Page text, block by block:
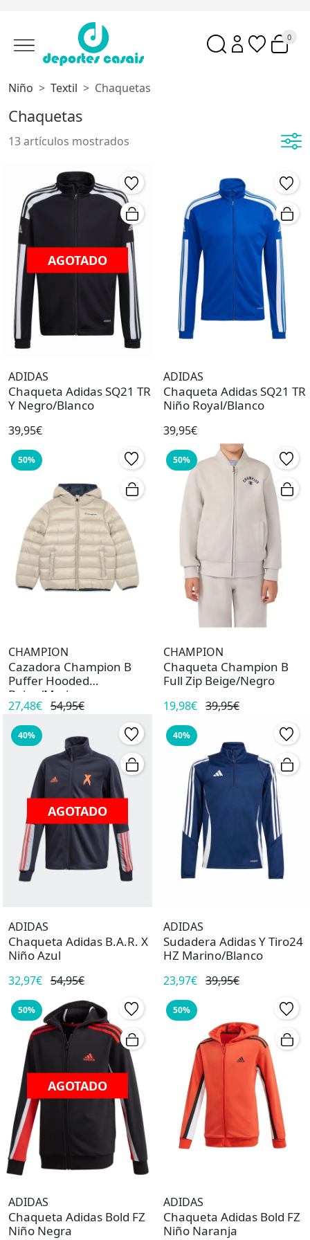
0
Niño Textil Chaquetas
Chaquetas
13 artículos mostrados
AGOTADO
ADIDAS
Chaqueta Adidas SQ21 TR
Y Negro/Blanco
39,95€
ADIDAS
Chaqueta Adidas SQ21 TR
Niño Royal/Blanco
39,95€
50%
CHAMPION
Cazadora Champion B
Puffer Hooded
Beige/Marino
27,48€ 54,95€
50%
CHAMPION
Chaqueta Champion B
Full Zip Beige/Negro
19,98€ 39,95€
40%
AGOTADO
ADIDAS
Chaqueta Adidas B.A.R. X
Niño Azul
32,97€ 54,95€
40%
ADIDAS
Sudadera Adidas Y Tiro24
HZ Marino/Blanco
23,97€ 39,95€
50%
AGOTADO
ADIDAS
Chaqueta Adidas Bold FZ
Niño Negra
50%
ADIDAS
Chaqueta Adidas Bold FZ
Niño Naranja